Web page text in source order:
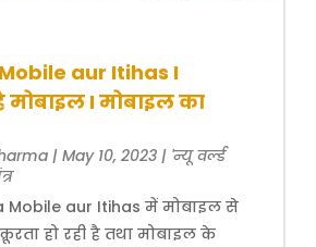
aur Itihas I
मोबाइल I मोबाइल का
|May 10, 2023 | 'न्यू वर्ल्ड
Mobile aur Itihas में मोबाइल से
हो रही है तथा मोबाइल के